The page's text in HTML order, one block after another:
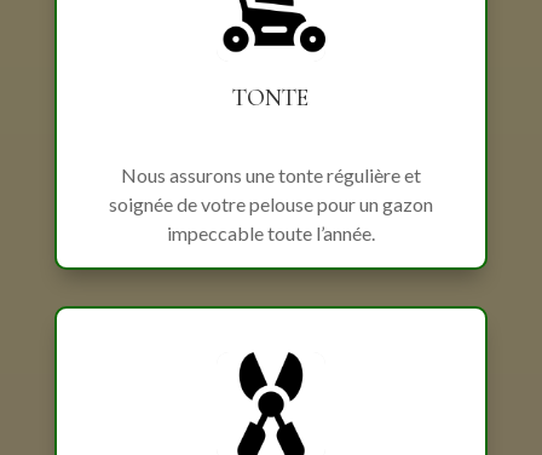
TONTE
Nous assurons une tonte régulière et
soignée de votre pelouse pour un gazon
impeccable toute l’année.